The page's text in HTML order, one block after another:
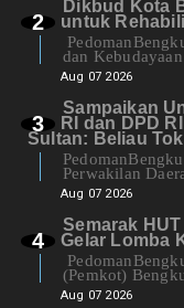
Dikbud Kota
untuk
dan
Aug 07 2026
Sampaikan
RI dan DPD
Sultan: Beliau
Perwakilan
Aug 07 2026
Semarak
Gelar Lomba
(Pemkot)
Aug 07 2026